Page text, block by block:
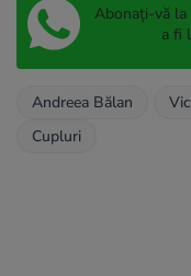
Abonați-vă la
a fi
Andreea Bălan
Cupluri